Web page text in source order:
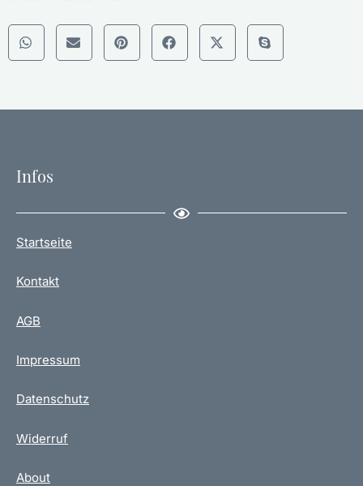
Infos
Startseite
Kontakt
AGB
Impressum
Datenschutz
Widerruf
About